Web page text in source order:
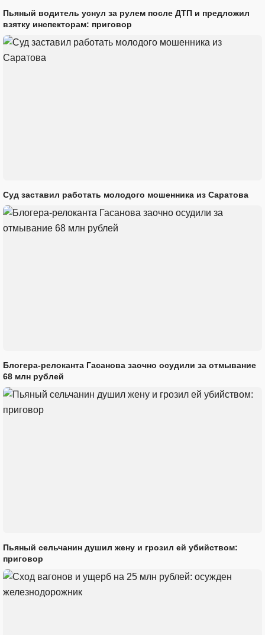
Пьяный водитель уснул за рулем после ДТП и предложил
взятку инспекторам: приговор
Суд заставил работать молодого мошенника из Саратова
Блогера-релоканта Гасанова заочно осудили за отмывание
68 млн рублей
Пьяный сельчанин душил жену и грозил ей убийством:
приговор